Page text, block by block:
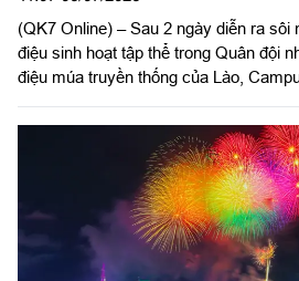
(QK7 Online) – Sau 2 ngày diễn ra sôi
điệu sinh hoạt tập thể trong Quân đội
điệu múa truyền thống của Lào,
ngày 6/7.